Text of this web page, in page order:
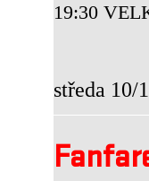
19:30
středa 10/